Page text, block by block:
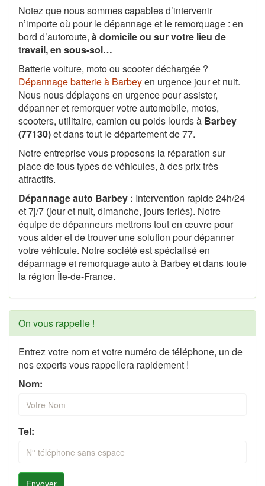
Notez que nous sommes capables d’intervenir
n’importe où pour le dépannage et le remorquage : en
bord d’autoroute, à domicile ou sur votre lieu de
travail, en sous-sol…
Batterie voiture, moto ou scooter déchargée ?
Dépannage batterie à Barbeyen urgence jour et nuit.
Nous nous déplaçons en urgence pour assister,
dépanner et remorquer votre automobile, motos,
scooters, utilitaire, camion ou poids lourds à Barbey
(77130)et dans tout le département de 77.
Notre entreprise vous proposons la réparation sur
place de tous types de véhicules, à des prix très
attractifs.
Dépannage auto Barbey : Intervention rapide 24h/24
et 7j/7 (jour et nuit, dimanche, jours feriés). Notre
équipe de dépanneurs mettrons tout en œuvre pour
vous aider et de trouver une solution pour dépanner
votre véhicule. Notre société est spécialisé en
dépannage et remorquage auto à Barbey et dans toute
la région Île-de-France.
On vous rappelle !
Entrez votre nom et votre numéro de téléphone, un de
nos experts vous rappellera rapidement !
Nom:
Tel:
Envoyer